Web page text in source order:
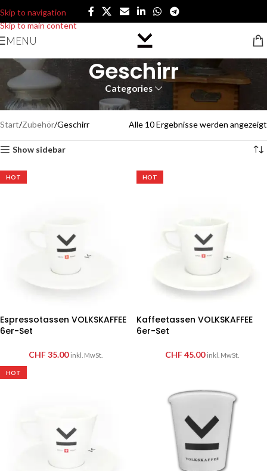
Skip to navigation
Skip to main content
MENU
Geschirr
Categories
Becher, Tassen, Gläser, Besteck, etc. für den Kaffeegenuss
Start Zubehör Geschirr Alle 10 Ergebnisse werden angezeigt
Show sidebar
HOT
Espressotassen VOLKSKAFFEE
6er-Set
CHF35.00 inkl. MwSt.
HOT
Kaffeetassen VOLKSKAFFEE
6er-Set
CHF45.00 inkl. MwSt.
HOT